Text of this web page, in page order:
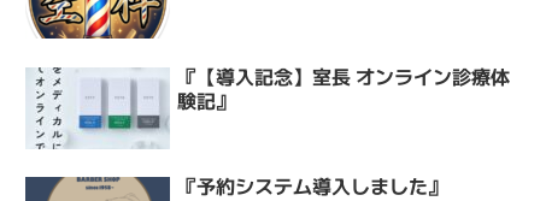
『【導入記念】室長 オンライン診療体
験記』
『予約システム導入しました』